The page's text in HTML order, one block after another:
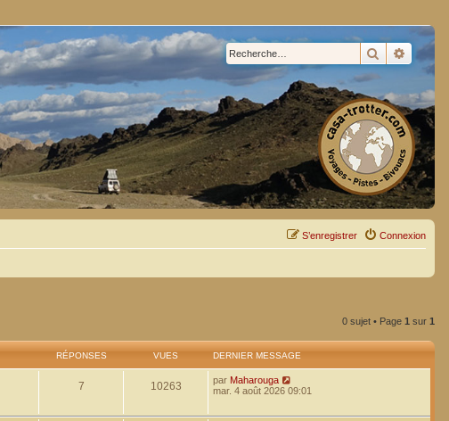
Rechercher
Connexion
S’enregistrer
0 sujet • Page 1 sur 1
RÉPONSES VUES DERNIER MESSAGE
7 10263 par Maharouga
mar. 4 août 2026 09:01